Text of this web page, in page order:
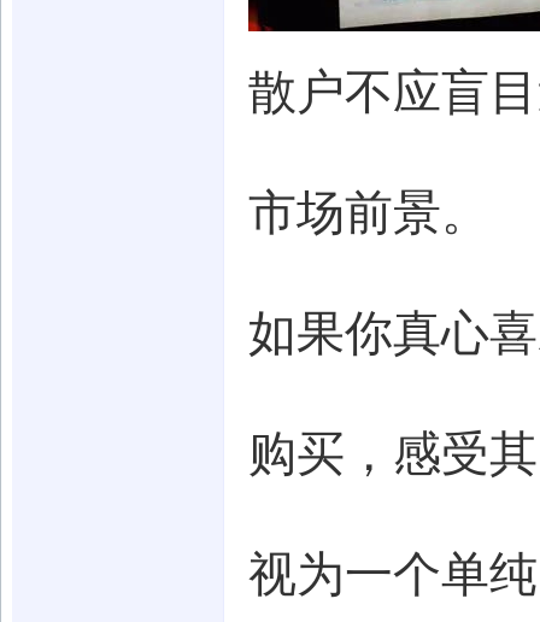
散户不应盲
市场前景。
如果你真心
购买，感受
视为一个单